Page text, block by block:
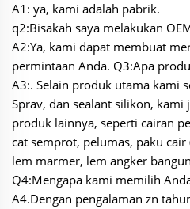
A1: ya, kami adalah pabrik.
q2:Bisakah saya melakukan
A2:Ya, kami dapat membuat
permintaan Anda. Q3:Apa
A3:. Selain produk utama kami
Sprav, dan sealant silikon,
produk lainnya, seperti cairan
cat semprot, pelumas, paku
lem marmer, lem angker
Q4:Mengapa kami memilih
A4.Dengan pengalaman zn